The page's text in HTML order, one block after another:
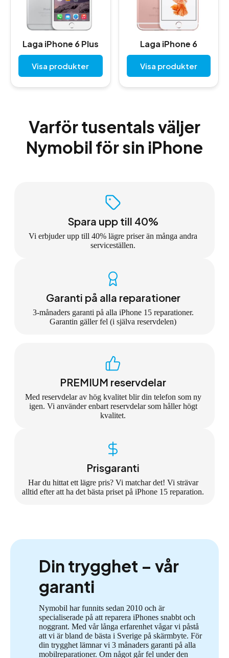
Laga iPhone 6 Plus
Visa produkter
Laga iPhone 6
Visa produkter
Varför tusentals väljer
Nymobil för sin iPhone
Spara upp till 40%
Vi erbjuder upp till 40% lägre priser än många andra
serviceställen.
Garanti på alla reparationer
3-månaders garanti på alla iPhone 15 reparationer.
Garantin gäller fel (i själva reservdelen)
PREMIUM reservdelar
Med reservdelar av hög kvalitet blir din telefon som ny
igen. Vi använder enbart reservdelar som håller högt
kvalitet.
Prisgaranti
Har du hittat ett lägre pris? Vi matchar det! Vi strävar
alltid efter att ha det bästa priset på iPhone 15 reparation.
Din trygghet – vår
garanti
Nymobil har funnits sedan 2010 och är
specialiserade på att reparera iPhones snabbt och
noggrant. Med vår långa erfarenhet vågar vi påstå
att vi är bland de bästa i Sverige på skärmbyte. För
din trygghet lämnar vi 3 månaders garanti på alla
mobilreparationer. Om något går fel under den